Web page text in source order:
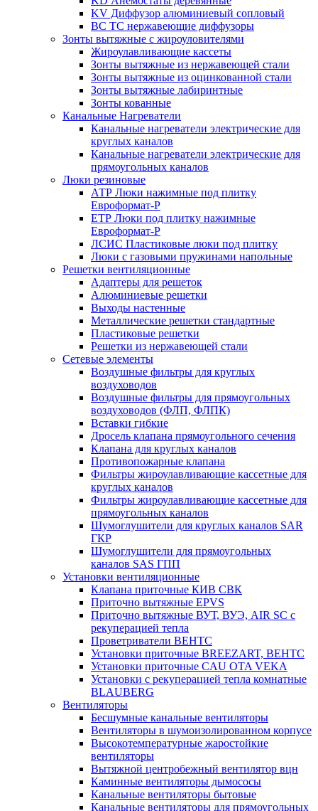
KV Диффузор алюминиевый сопловый
ВС ТС нержавеющие диффузоры
Зонты вытяжные с жироуловителями
Жироулавливающие кассеты
Зонты вытяжные из нержавеющей стали
Зонты вытяжные из оцинкованной стали
Зонты вытяжные лабиринтные
Зонты кованные
Канальные Нагреватели
Канальные нагреватели электрические для
круглых каналов
Канальные нагреватели электрические для
прямоугольных каналов
Люки резиновые
АТР Люки нажимные под плитку
Евроформат-Р
ЕТР Люки под плитку нажимные
Евроформат-Р
ЛСИС Пластиковые люки под плитку
Люки с газовыми пружинами напольные
Решетки вентиляционные
Адаптеры для решеток
Алюминиевые решетки
Выходы настенные
Металлические решетки стандартные
Пластиковые решетки
Решетки из нержавеющей стали
Сетевые элементы
Воздушные фильтры для круглых
воздуховодов
Воздушные фильтры для прямоугольных
воздуховодов (ФЛП, ФЛПК)
Вставки гибкие
Дросель клапана прямоугольного сечения
Клапана для круглых каналов
Противопожарные клапана
Фильтры жироулавливающие кассетные для
круглых каналов
Фильтры жироулавливающие кассетные для
прямоугольных каналов
Шумоглушители для круглых каналов SAR
ГКР
Шумоглушители для прямоугольных
каналов SAS ГПП
Установки вентиляционные
Клапана приточные КИВ СВК
Приточно вытяжные EPVS
Приточно вытяжные ВУТ, ВУЭ, AIR SC с
рекуперацией тепла
Проветриватели ВЕНТС
Установки приточные BREEZART, ВЕНТС
Установки приточные CAU OTA VEKA
Установки с рекуперацией тепла комнатные
BLAUBERG
Вентиляторы
Бесшумные канальные вентиляторы
Вентиляторы в шумоизолированном корпусе
Высокотемпературные жаростойкие
вентиляторы
Вытяжной центробежный вентилятор вцн
Каминные вентиляторы дымососы
Канальные вентиляторы бытовые
Канальные вентиляторы для прямоугольных